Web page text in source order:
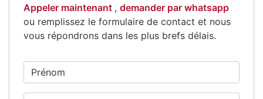
Appeler maintenant , demander par whatsapp
ou remplissez le formulaire de contact et nous
vous répondrons dans les plus brefs délais.